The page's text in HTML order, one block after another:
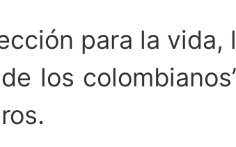
para la
los